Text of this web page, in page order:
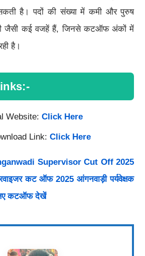
सकती है। पदों की संख्या में कमी और पुरुष
जैसी कई वजहें हैं, जिनसे कटऑफ अंकों में
है।
Website: Click Here
Link: Click Here
Supervisor Cut Off 2025
कट ऑफ 2025 आंगनवाड़ी पर्यवेक्षक
कटऑफ देखें